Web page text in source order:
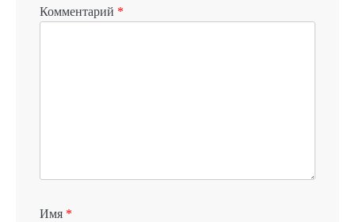
Комментарий *
Имя *